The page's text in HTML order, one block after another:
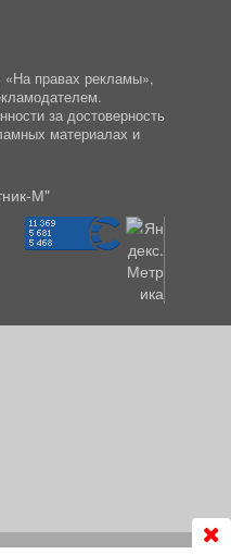
«На правах рекламы»,
за достоверность
материалах и
М"